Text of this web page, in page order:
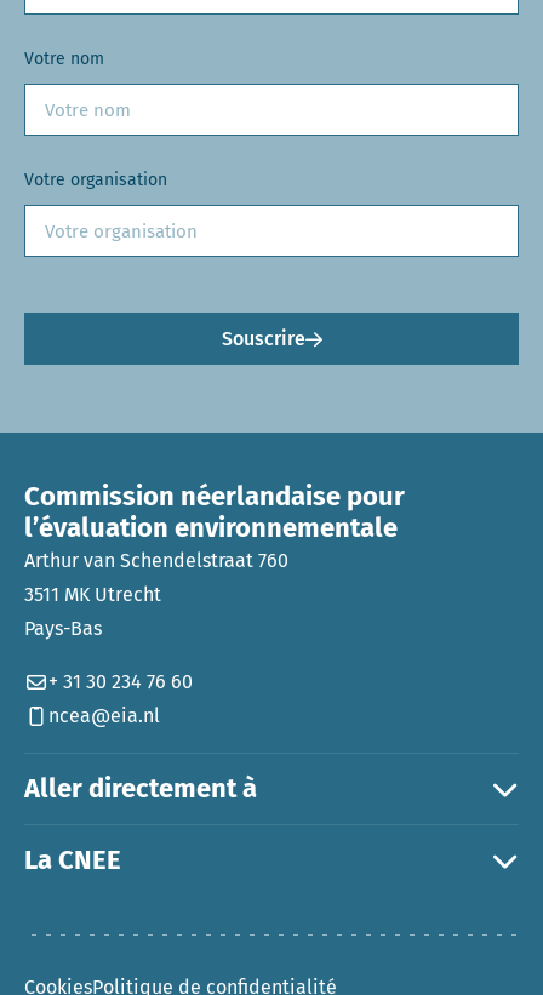
Votre nom
Votre organisation
Souscrire
Aller directement à
La CNEE
Commission néerlandaise pour
l’évaluation environnementale
Arthur van Schendelstraat 760
3511 MK Utrecht
Pays-Bas
+ 31 30 234 76 60
ncea@eia.nl
CookiesPolitique de confidentialité